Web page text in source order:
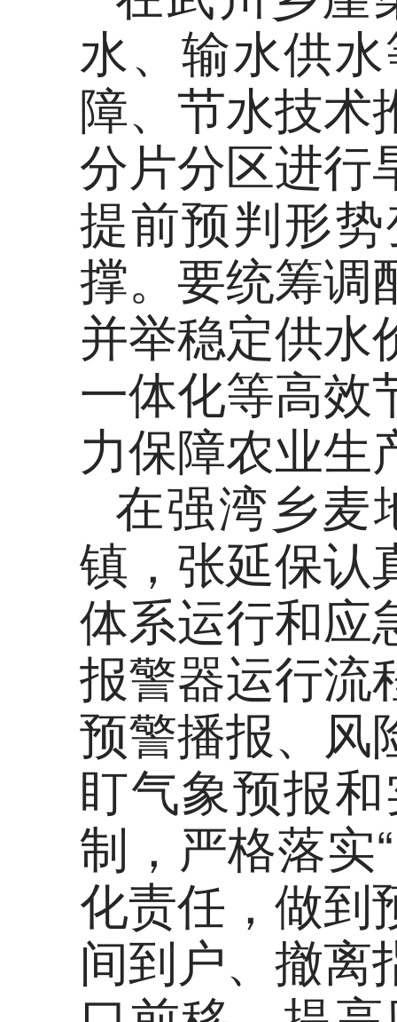
水、输水供
障、节水技术
分片分区进行
提前预判形
撑。要统筹调
并举稳定供水
一体化等高效
力保障农业生
在强湾乡麦
镇，张延保认
体系运行和应
报警器运行流
预警播报、风
盯气象预报
制，严格落实
化责任，做到
间到户、撤离